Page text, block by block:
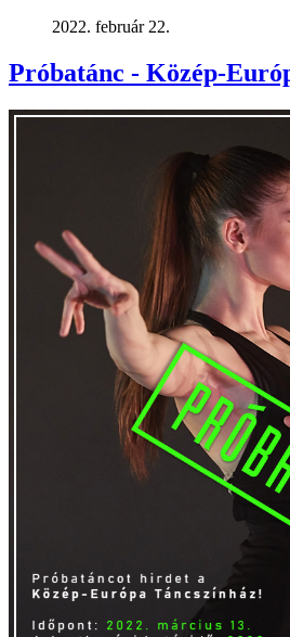
2022. február 22.
Próbatánc - Közép-